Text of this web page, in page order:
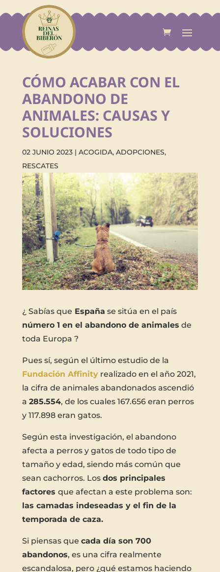
CÓMO ACABAR CON EL
ABANDONO DE
ANIMALES: CAUSAS Y
SOLUCIONES
02 JUNIO 2023| ACOGIDA, ADOPCIONES,
RESCATES
¿ Sabías que España se sitúa en el país
número 1 en el abandono de animales de
toda Europa ?
Pues sí, según el último estudio de la
Fundación Affinityrealizado en el año 2021,
la cifra de animales abandonados ascendió
a 285.554, de los cuales 167.656 eran perros
y 117.898 eran gatos.
Según esta investigación, el abandono
afecta a perros y gatos de todo tipo de
tamaño y edad, siendo más común que
sean cachorros. Los dos principales
factores que afectan a este problema son:
las camadas indeseadas y el fin de la
temporada de caza.
Si piensas que cada día son 700
abandonos, es una cifra realmente
escandalosa, pero ¿qué estamos haciendo